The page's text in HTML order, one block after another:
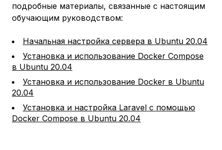
подробные материалы, связанные с настоящим
обучающим руководством:
Начальная настройка сервера в Ubuntu 20.04
Установка и использование Docker Compose
в Ubuntu 20.04
Установка и использование Docker в Ubuntu
20.04
Установка и настройка Laravel с помощью
Docker Compose в Ubuntu 20.04